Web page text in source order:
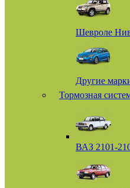
Шевроле
Другие
Тормозная
ВАЗ 2101-